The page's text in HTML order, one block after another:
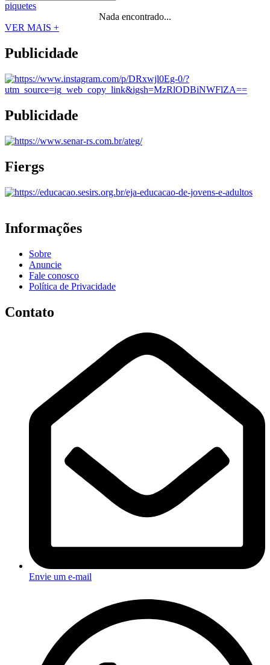
piquetes
Nada encontrado...
VER MAIS +
Publicidade
Publicidade
Fiergs
Informações
Sobre
Anuncie
Fale conosco
Política de Privacidade
Contato
Envie um e-mail